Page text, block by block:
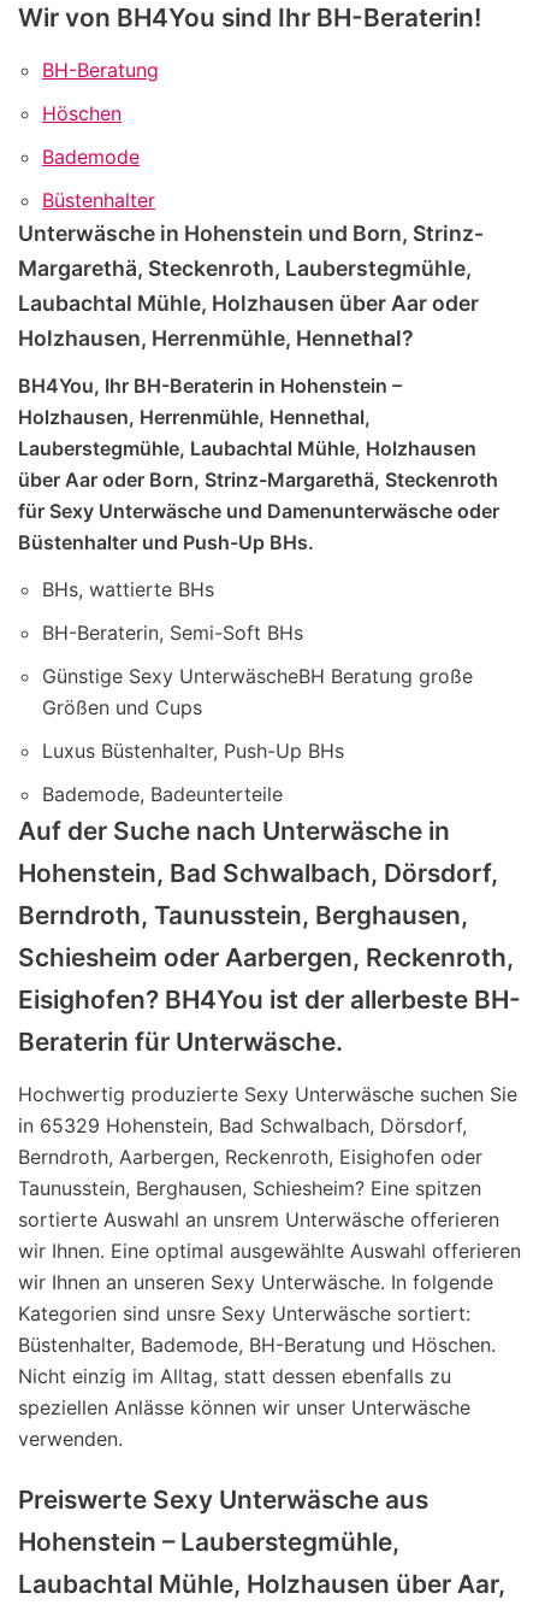
Wir von BH4You sind Ihr BH-Beraterin!
BH-Beratung
Höschen
Bademode
Büstenhalter
Unterwäsche in Hohenstein und Born, Strinz-
Margarethä, Steckenroth, Lauberstegmühle,
Laubachtal Mühle, Holzhausen über Aar oder
Holzhausen, Herrenmühle, Hennethal?
BH4You, Ihr BH-Beraterin in Hohenstein –
Holzhausen, Herrenmühle, Hennethal,
Lauberstegmühle, Laubachtal Mühle, Holzhausen
über Aar oder Born, Strinz-Margarethä, Steckenroth
für Sexy Unterwäsche und Damenunterwäsche oder
Büstenhalter und Push-Up BHs.
BHs, wattierte BHs
BH-Beraterin, Semi-Soft BHs
Günstige Sexy UnterwäscheBH Beratung große
Größen und Cups
Luxus Büstenhalter, Push-Up BHs
Bademode, Badeunterteile
Auf der Suche nach Unterwäsche in
Hohenstein, Bad Schwalbach, Dörsdorf,
Berndroth, Taunusstein, Berghausen,
Schiesheim oder Aarbergen, Reckenroth,
Eisighofen? BH4You ist der allerbeste BH-
Beraterin für Unterwäsche.
Hochwertig produzierte Sexy Unterwäsche suchen Sie
in 65329 Hohenstein, Bad Schwalbach, Dörsdorf,
Berndroth, Aarbergen, Reckenroth, Eisighofen oder
Taunusstein, Berghausen, Schiesheim? Eine spitzen
sortierte Auswahl an unsrem Unterwäsche offerieren
wir Ihnen. Eine optimal ausgewählte Auswahl offerieren
wir Ihnen an unseren Sexy Unterwäsche. In folgende
Kategorien sind unsre Sexy Unterwäsche sortiert:
Büstenhalter, Bademode, BH-Beratung und Höschen.
Nicht einzig im Alltag, statt dessen ebenfalls zu
speziellen Anlässe können wir unser Unterwäsche
verwenden.
Preiswerte Sexy Unterwäsche aus
Hohenstein – Lauberstegmühle,
Laubachtal Mühle, Holzhausen über Aar,